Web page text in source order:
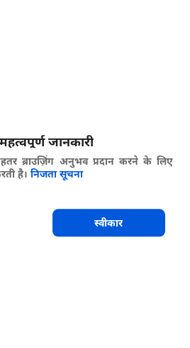
जानकारी
ब्राउज़िंग अनुभव प्रदान करने के लिए
है। निजता सूचना
स्वीकार